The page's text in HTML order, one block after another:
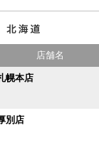
店舗名
幌本店
別店